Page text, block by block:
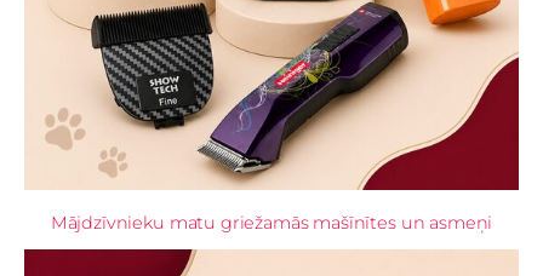
Mājdzīvnieku matu griežamās mašīnītes un asmeņi